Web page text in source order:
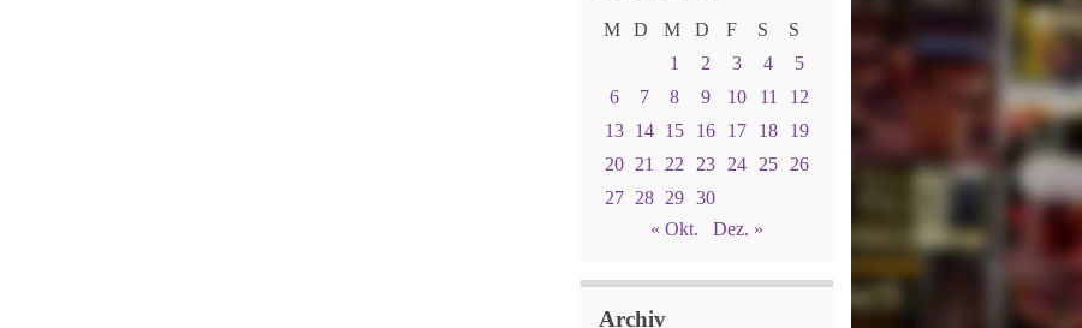
M
D M D F S
S
1
2 3 4
5
6
7 8 9 10 11
12
13
14 15 16 17 18
19
20
21 22 23 24 25
26
27
28 29 30
« Okt.
Dez. »
Archiv